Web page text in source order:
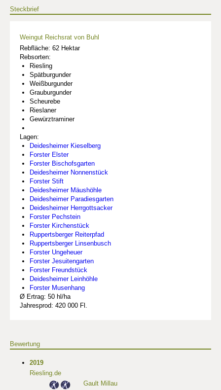
Steckbrief
Weingut Reichsrat von Buhl
Rebfläche: 62 Hektar
Rebsorten:
Riesling
Spätburgunder
Weißburgunder
Grauburgunder
Scheurebe
Rieslaner
Gewürztraminer
Lagen:
Deidesheimer Kieselberg
Forster Elster
Forster Bischofsgarten
Deidesheimer Nonnenstück
Forster Stift
Deidesheimer Mäushöhle
Deidesheimer Paradiesgarten
Deidesheimer Herrgottsacker
Forster Pechstein
Forster Kirchenstück
Ruppertsberger Reiterpfad
Ruppertsberger Linsenbusch
Forster Ungeheuer
Forster Jesuitengarten
Forster Freundstück
Deidesheimer Leinhöhle
Forster Musenhang
Ø Ertrag: 50 hl/ha
Jahresprod: 420 000 Fl.
Bewertung
2019
Riesling.de
Gault Millau